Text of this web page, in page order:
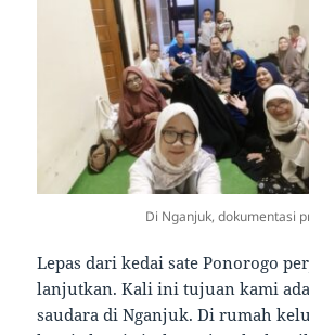
Di Nganjuk, dokumentasi
Lepas dari kedai sate Ponorogo
lanjutkan. Kali ini tujuan kami
saudara di Nganjuk. Di rumah